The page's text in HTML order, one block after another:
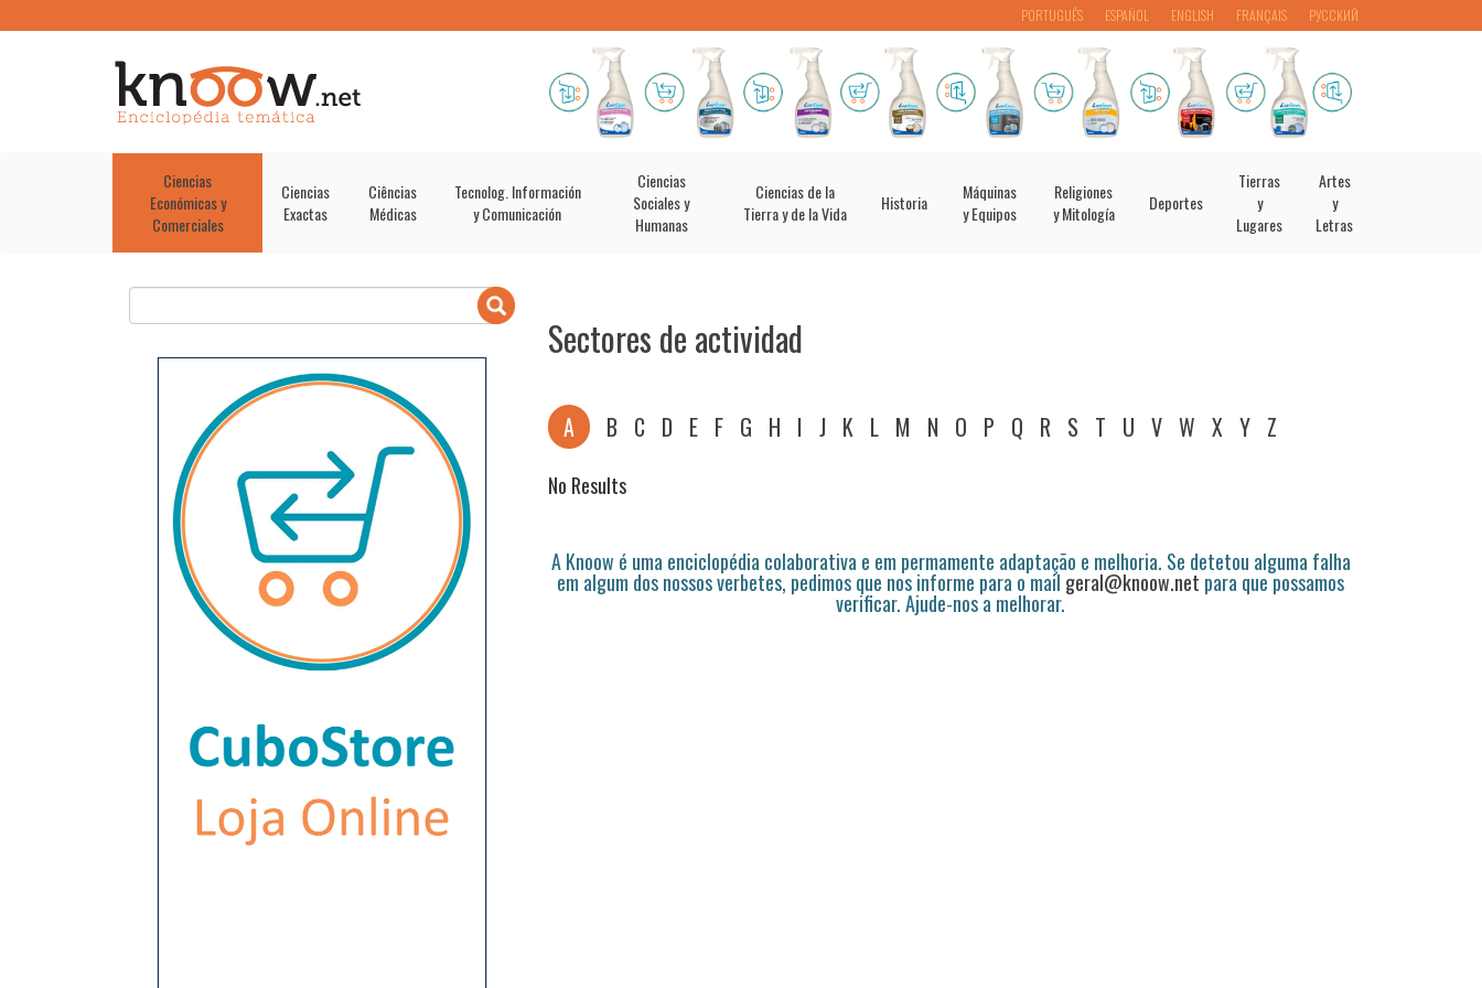
PORTUGUÊS ESPAÑOL ENGLISH FRANÇAIS РУССКИЙ
Ciencias
Económicas y
Comerciales
Ciencias
Exactas
Ciências
Médicas
Tecnolog. Información
y Comunicación
Ciencias
Sociales y
Humanas
Ciencias de la
Tierra y de la Vida
Historia
Máquinas
y Equipos
Religiones
y Mitología
Deportes
Tierras
y
Lugares
Artes
y
Letras
Sectores de actividad
A B C D E F G H I J K L M N O P Q R S T U V W X Y Z
No Results
A Knoow é uma enciclopédia colaborativa e em permamente adaptação e melhoria. Se detetou alguma falha
em algum dos nossos verbetes, pedimos que nos informe para o mail geral@knoow.net para que possamos
verificar. Ajude-nos a melhorar.